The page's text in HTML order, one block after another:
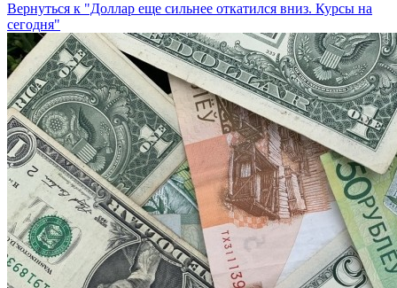
Вернуться к "Доллар еще сильнее откатился вниз. Курсы на
сегодня"